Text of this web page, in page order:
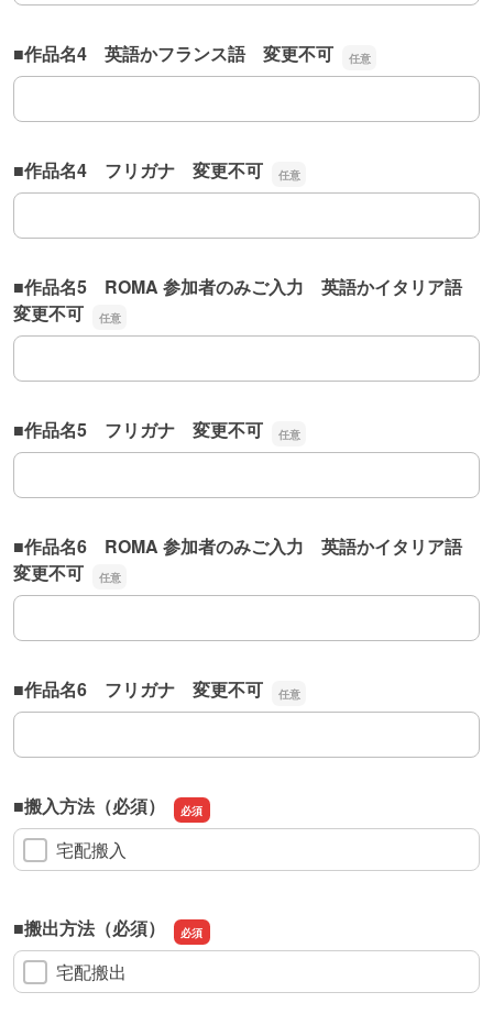
■作品名4 英語かフランス語 変更不可
■作品名4 英語かフランス語 変更不可
■作品名4 フリガナ 変更不可
■作品名4 フリガナ 変更不可
■作品名5 ROMA 参加者のみご入力 英語かイタリア語
変更不可
■作品名5 ROMA 参加者のみご入力 英語かイタリア語
■作品名5 フリガナ 変更不可
■作品名5 フリガナ 変更不可
■作品名6 ROMA 参加者のみご入力 英語かイタリア語
変更不可
■作品名6 ROMA 参加者のみご入力 英語かイタリア語
■作品名6 フリガナ 変更不可
■作品名6 フリガナ 変更不可
■搬入方法（必須）
宅配搬入
■搬出方法（必須）
宅配搬出